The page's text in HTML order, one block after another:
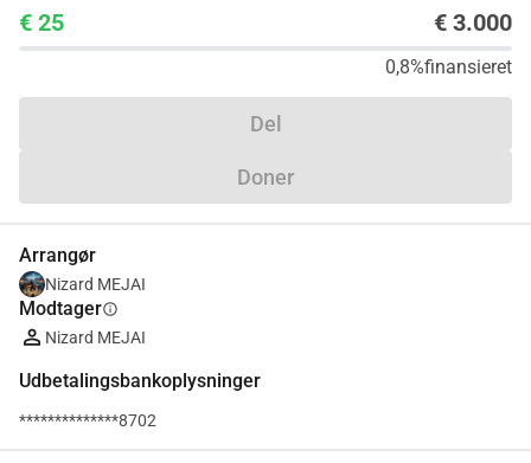
€ 25 € 3.000
0,8%finansieret
Del
Doner
Arrangør
Nizard MEJAI
Modtagerinfo
Nizard MEJAI
Udbetalingsbankoplysninger
**************8702